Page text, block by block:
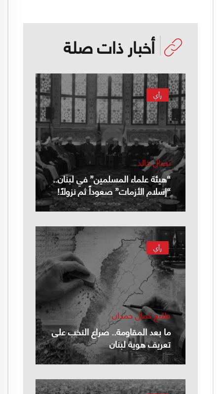
أخبار ذات صلة
رأي
نضال خالد
“هيئة علماء المسلمين” في لبنان..
“إسلام الأزمات” صعوداً ثم نزولاً!
رأي
طليع كمال حمدان
ما بعد المقاومة.. صراع النخب على
تعريف هوية لبنان